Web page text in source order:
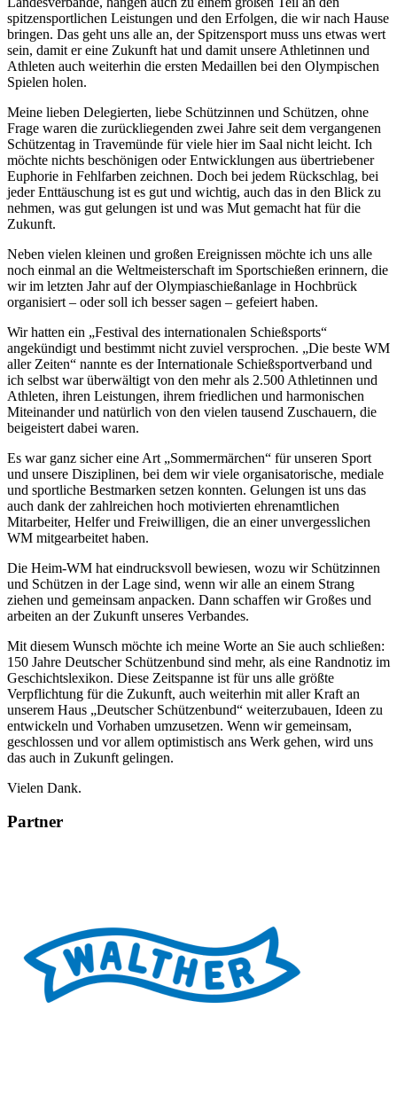
spitzensportlichen Leistungen und den Erfolgen, die wir nach Hause
bringen. Das geht uns alle an, der Spitzensport muss uns etwas wert
sein, damit er eine Zukunft hat und damit unsere Athletinnen und
Athleten auch weiterhin die ersten Medaillen bei den Olympischen
Spielen holen.
Meine lieben Delegierten, liebe Schützinnen und Schützen, ohne
Frage waren die zurückliegenden zwei Jahre seit dem vergangenen
Schützentag in Travemünde für viele hier im Saal nicht leicht. Ich
möchte nichts beschönigen oder Entwicklungen aus übertriebener
Euphorie in Fehlfarben zeichnen. Doch bei jedem Rückschlag, bei
jeder Enttäuschung ist es gut und wichtig, auch das in den Blick zu
nehmen, was gut gelungen ist und was Mut gemacht hat für die
Zukunft.
Neben vielen kleinen und großen Ereignissen möchte ich uns alle
noch einmal an die Weltmeisterschaft im Sportschießen erinnern, die
wir im letzten Jahr auf der Olympiaschießanlage in Hochbrück
organisiert – oder soll ich besser sagen – gefeiert haben.
Wir hatten ein „Festival des internationalen Schießsports“
angekündigt und bestimmt nicht zuviel versprochen. „Die beste WM
aller Zeiten“ nannte es der Internationale Schießsportverband und
ich selbst war überwältigt von den mehr als 2.500 Athletinnen und
Athleten, ihren Leistungen, ihrem friedlichen und harmonischen
Miteinander und natürlich von den vielen tausend Zuschauern, die
beigeistert dabei waren.
Es war ganz sicher eine Art „Sommermärchen“ für unseren Sport
und unsere Disziplinen, bei dem wir viele organisatorische, mediale
und sportliche Bestmarken setzen konnten. Gelungen ist uns das
auch dank der zahlreichen hoch motivierten ehrenamtlichen
Mitarbeiter, Helfer und Freiwilligen, die an einer unvergesslichen
WM mitgearbeitet haben.
Die Heim-WM hat eindrucksvoll bewiesen, wozu wir Schützinnen
und Schützen in der Lage sind, wenn wir alle an einem Strang
ziehen und gemeinsam anpacken. Dann schaffen wir Großes und
arbeiten an der Zukunft unseres Verbandes.
Mit diesem Wunsch möchte ich meine Worte an Sie auch schließen:
150 Jahre Deutscher Schützenbund sind mehr, als eine Randnotiz im
Geschichtslexikon. Diese Zeitspanne ist für uns alle größte
Verpflichtung für die Zukunft, auch weiterhin mit aller Kraft an
unserem Haus „Deutscher Schützenbund“ weiterzubauen, Ideen zu
entwickeln und Vorhaben umzusetzen. Wenn wir gemeinsam,
geschlossen und vor allem optimistisch ans Werk gehen, wird uns
das auch in Zukunft gelingen.
Vielen Dank.
Partner